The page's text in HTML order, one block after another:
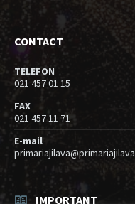
CONTACT
TELEFON
021 457 01 15
FAX
021 457 11 71
E-mail
IMPORTANT